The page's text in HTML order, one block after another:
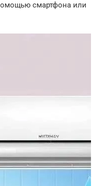
смартфона или